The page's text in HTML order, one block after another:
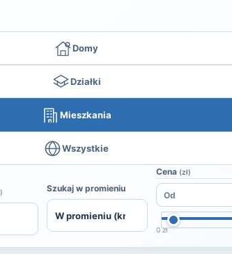
Domy
Działki
Mieszkania
Wszystkie
Szukaj w promieniu
Cena (zł)
0 zł